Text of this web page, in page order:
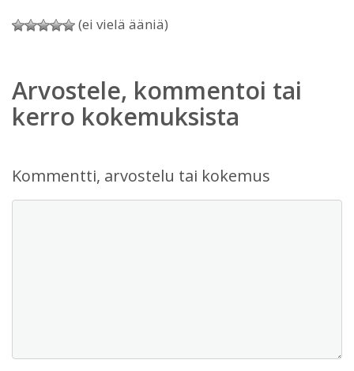
(ei vielä ääniä)
Arvostele, kommentoi tai
kerro kokemuksista
Kommentti, arvostelu tai kokemus